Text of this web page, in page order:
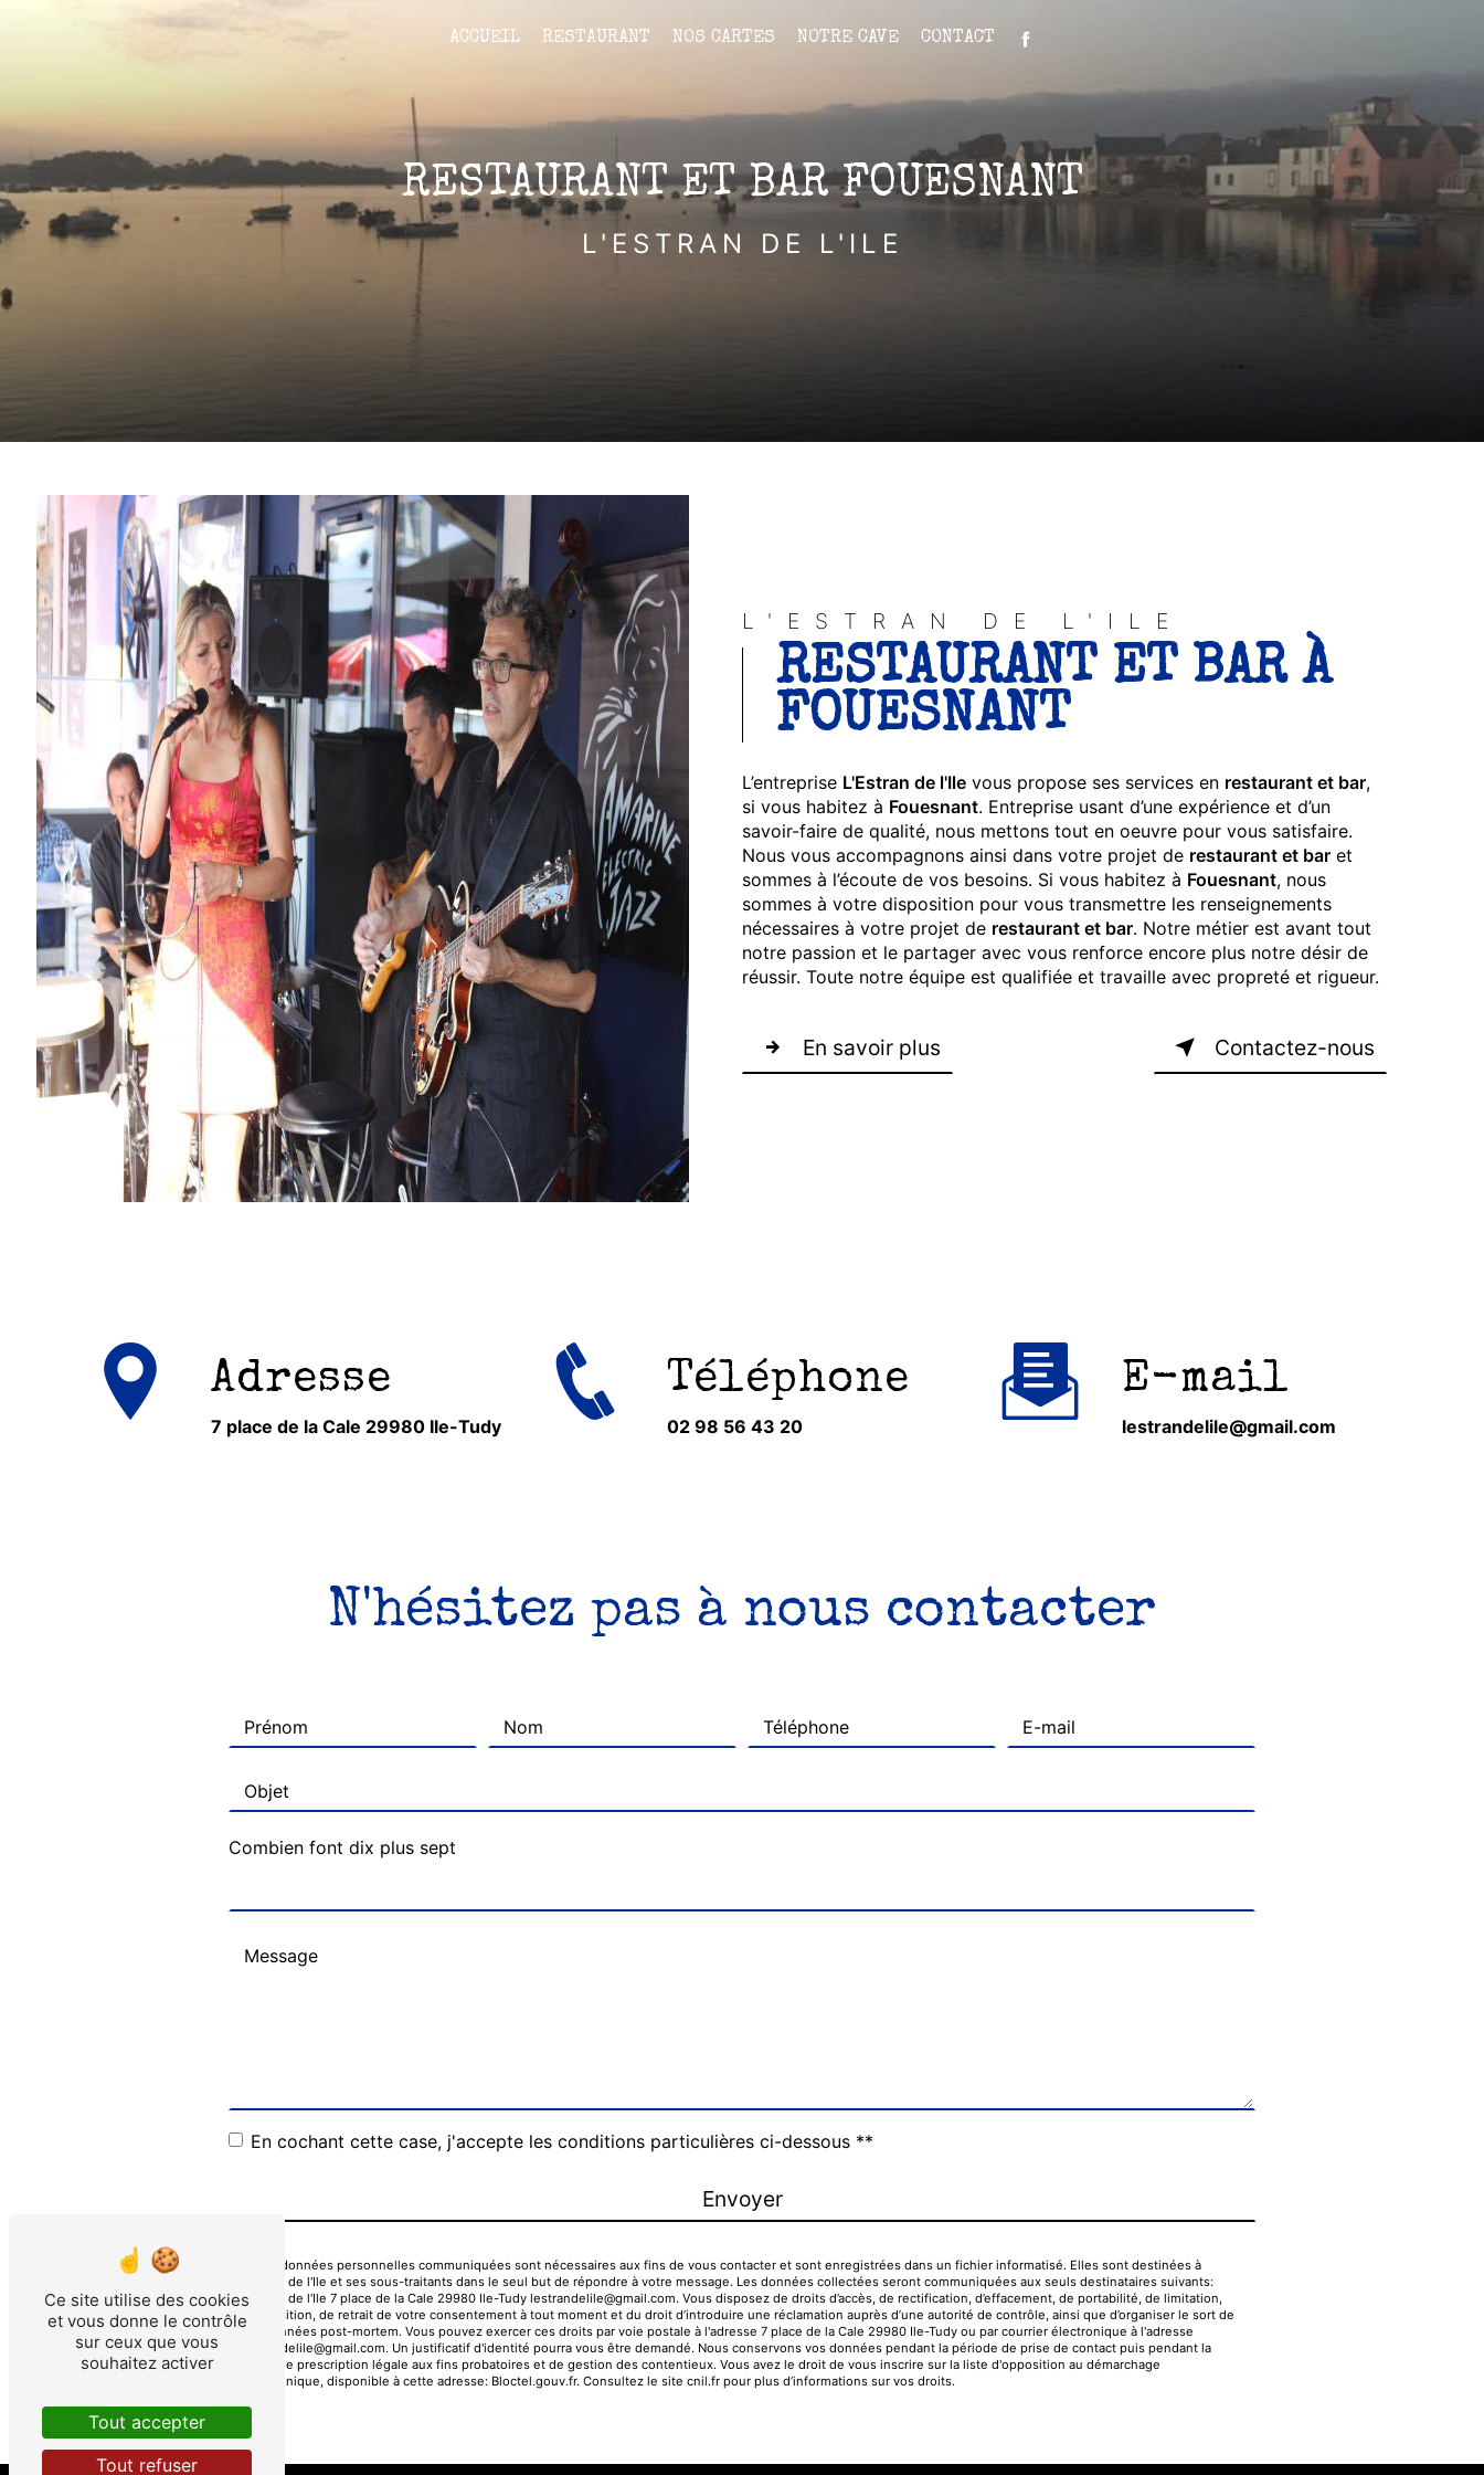
ACCUEIL RESTAURANT NOS CARTES NOTRE CAVE CONTACT
RESTAURANT ET BAR FOUESNANT
L'ESTRAN DE L'ILE
L'ESTRAN DE L'ILE
RESTAURANT ET BAR À
FOUESNANT
L’entreprise L'Estran de l'Ile vous propose ses services en restaurant et bar,
si vous habitez à Fouesnant. Entreprise usant d’une expérience et d’un
savoir-faire de qualité, nous mettons tout en oeuvre pour vous satisfaire.
Nous vous accompagnons ainsi dans votre projet de restaurant et bar et
sommes à l’écoute de vos besoins. Si vous habitez à Fouesnant, nous
sommes à votre disposition pour vous transmettre les renseignements
nécessaires à votre projet de restaurant et bar. Notre métier est avant tout
notre passion et le partager avec vous renforce encore plus notre désir de
réussir. Toute notre équipe est qualifiée et travaille avec propreté et rigueur.
En savoir plus Contactez-nous
Adresse
7 place de la Cale 29980 Ile-Tudy
Téléphone
02 98 56 43 20
E-mail
lestrandelile@gmail.com
N'hésitez pas à nous contacter
Combien font dix plus sept
En cochant cette case, j'accepte les conditions particulières ci-dessous **
Envoyer
** Les données personnelles communiquées sont nécessaires aux fins de vous contacter et sont enregistrées dans un fichier informatisé. Elles sont destinées à
L'Estran de l'Ile et ses sous-traitants dans le seul but de répondre à votre message. Les données collectées seront communiquées aux seuls destinataires suivants:
L'Estran de l'Ile 7 place de la Cale 29980 Ile-Tudy lestrandelile@gmail.com. Vous disposez de droits d’accès, de rectification, d’effacement, de portabilité, de limitation,
d’opposition, de retrait de votre consentement à tout moment et du droit d’introduire une réclamation auprès d’une autorité de contrôle, ainsi que d’organiser le sort de
vos données post-mortem. Vous pouvez exercer ces droits par voie postale à l'adresse 7 place de la Cale 29980 Ile-Tudy ou par courrier électronique à l'adresse
lestrandelile@gmail.com. Un justificatif d'identité pourra vous être demandé. Nous conservons vos données pendant la période de prise de contact puis pendant la
durée de prescription légale aux fins probatoires et de gestion des contentieux. Vous avez le droit de vous inscrire sur la liste d'opposition au démarchage
téléphonique, disponible à cette adresse: Bloctel.gouv.fr. Consultez le site cnil.fr pour plus d’informations sur vos droits.
Panneau de gestion des cookies
Ce site utilise des cookies
et vous donne le contrôle
sur ceux que vous
souhaitez activer
Tout accepter
Tout refuser